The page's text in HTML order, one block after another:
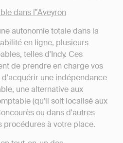
dans l"Aveyron
autonomie totale dans la
en ligne, plusieurs
telles d'Indy. Ces
de prendre en charge vos
une indépendance
une alternative aux
(qu'il soit localisé aux
ou dans d'autres
procédures à votre place.